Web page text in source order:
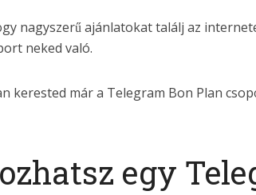
nagyszerű ajánlatokat találj az
neked való.
kerested már a Telegram Bon Plan
egy